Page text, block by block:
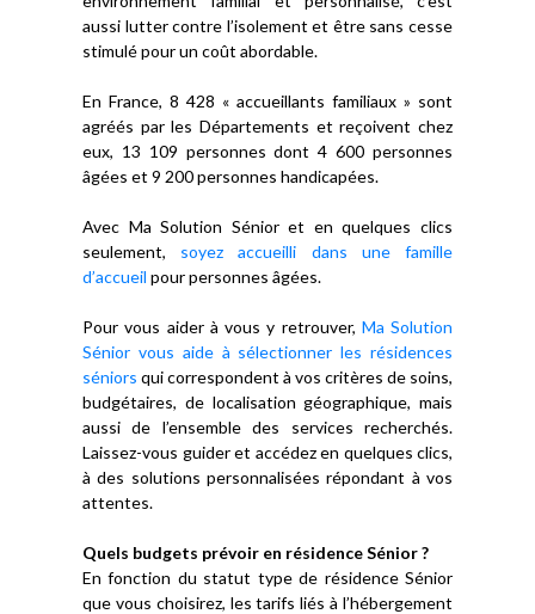
aussi lutter contre l’isolement et être sans cesse
stimulé pour un coût abordable.
En France, 8 428 « accueillants familiaux » sont
agréés par les Départements et reçoivent chez
eux, 13 109 personnes dont 4 600 personnes
âgées et 9 200 personnes handicapées.
Avec Ma Solution Sénior et en quelques clics
seulement, soyez accueilli dans une famille
d’accueil pour personnes âgées.
Pour vous aider à vous y retrouver, Ma Solution
Sénior vous aide à sélectionner les résidences
séniors qui correspondent à vos critères de soins,
budgétaires, de localisation géographique, mais
aussi de l’ensemble des services recherchés.
Laissez-vous guider et accédez en quelques clics,
à des solutions personnalisées répondant à vos
attentes.
Quels budgets prévoir en résidence Sénior ?
En fonction du statut type de résidence Sénior
que vous choisirez, les tarifs liés à l’hébergement